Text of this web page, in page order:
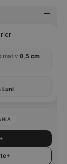
0,5 cm
Luni